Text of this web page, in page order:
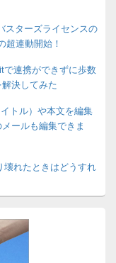
スターズライセンスの
超連動開始！
で連携ができずに歩数
決してみた
トル）や本文を編集
ールも編集できま
壊れたときはどうすれ